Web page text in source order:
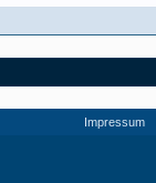
Impressum